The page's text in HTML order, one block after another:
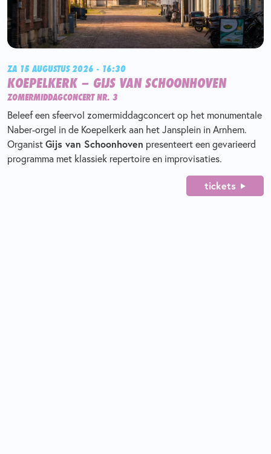
ZA 15 AUGUSTUS 2026 - 16:30
KOEPELKERK – GIJS VAN SCHOONHOVEN
ZOMERMIDDAGCONCERT NR. 3
Beleef een sfeervol zomermiddagconcert op het monumentale
Naber-orgel in de Koepelkerk aan het Jansplein in Arnhem.
OrganistGijs van Schoonhoven presenteert een gevarieerd
programma met klassiek repertoire en improvisaties.
tickets